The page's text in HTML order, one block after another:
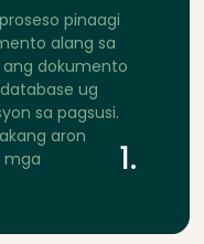
pinaagi
alang sa
ang dokumento
ug
sa pagsusi.
aron
mga
1.